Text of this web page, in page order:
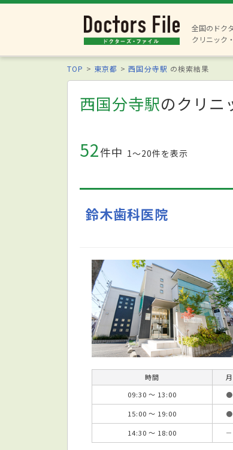
全国のドク
クリニック
TOP 東京都 西国分寺駅 の検索結果
西国分寺駅のクリニ
52件中 1〜20件を表示
鈴木歯科医院
時間 月
09:30 ～ 13:00
●
15:00 ～ 19:00
●
14:30 ～ 18:00
－